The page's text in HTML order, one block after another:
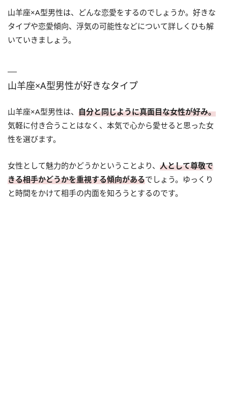
山羊座×A型男性は、どんな恋愛をするのでしょうか。好きな
タイプや恋愛傾向、浮気の可能性などについて詳しくひも解
いていきましょう。
山羊座×A型男性が好きなタイプ
山羊座×A型男性は、 自分と同じように真面目な女性が好み。
気軽に付き合うことはなく、本気で心から愛せると思った女
性を選びます。
女性として魅力的かどうかということより、 人として尊敬で
きる相手かどうかを重視する傾向があるでしょう。ゆっくり
と時間をかけて相手の内面を知ろうとするのです。